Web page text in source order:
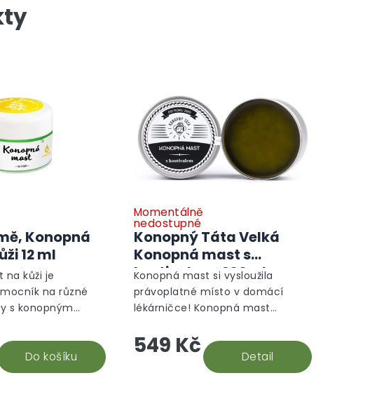
Konopná
12 ml
Do košíku
na kůži je
na různé
s konopným
kterému se
bolestivých...
Konopný Táta Velká
Konopná mast s
kostivalem, 200ml
Momentálně
nedostupné
549 Kč Detail
Konopná mast si vysloužila
právoplatné místo v domácí
lékárničce! Konopná mast
široké využití. Pomáhá
při bolesti a podporuje...